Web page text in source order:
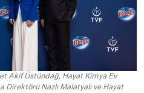
Akif Üstündağ, Hayat Kimya Ev
Direktörü Nazlı Malatyalı ve Hayat